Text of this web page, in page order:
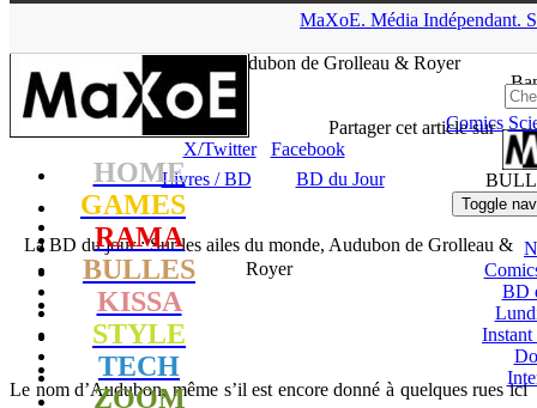
MaXoE. Média Indépendant.
HOME
GAMES
RAMA
BULLES
KISSA
STYLE
TECH
ZOOM
Comics
Toggle
BD
Instant
les ailes du monde, Audubon de Grolleau & Royer
Partager cet article sur
X/Twitter
Facebook
Livres / BD
BD du Jour
La BD du jour : Sur les ailes du monde, Audubon de Grolleau &
Royer
Le nom d’Audubon, même s’il est encore donné à quelques rues ici